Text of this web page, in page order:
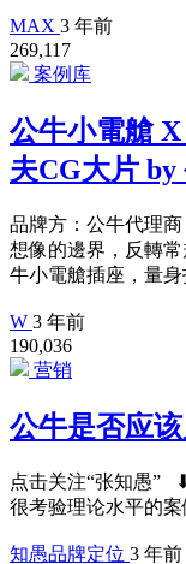
MAX 3 年前
269,117
案例库
公牛小電艙
夫CG大片 by
品牌方：公牛代理
想像的邊界，反轉
牛小電艙插座，量
W 3 年前
190,036
营销
公牛是否应
点击关注“张知愚”
很考验理论水平的
知愚品牌定位 3 年前